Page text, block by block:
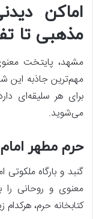
اماکن
مذهبی تا
مشهد، پایتخت
مهم‌ترین جاذبه این
برای هر سلیقه‌ای
می‌شوید.
حرم مطهر
گنبد و بارگاه
معنوی و روحانی را
کتابخانه حرم،